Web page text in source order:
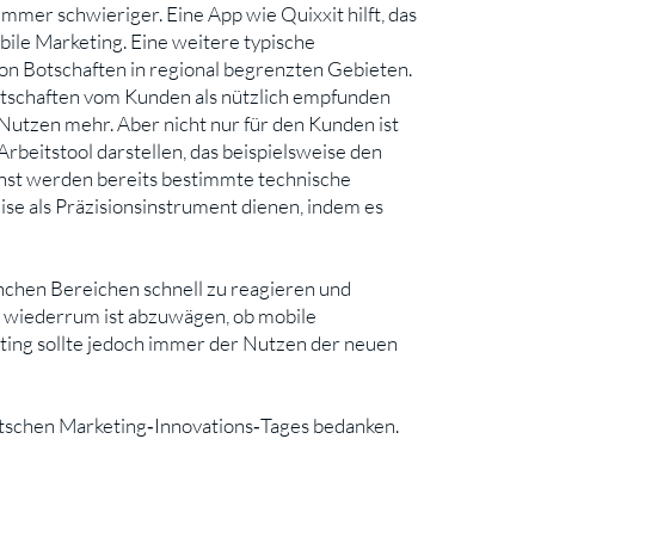
schwieriger. Eine App wie Quixxit hilft, das
Marketing. Eine weitere typische
Botschaften in regional begrenzten Gebieten.
vom Kunden als nützlich empfunden
mehr. Aber nicht nur für den Kunden ist
darstellen, das beispielsweise den
werden bereits bestimmte technische
als Präzisionsinstrument dienen, indem es
Bereichen schnell zu reagieren und
ist abzuwägen, ob mobile
sollte jedoch immer der Nutzen der neuen
Marketing‐Innovations‐Tages bedanken.